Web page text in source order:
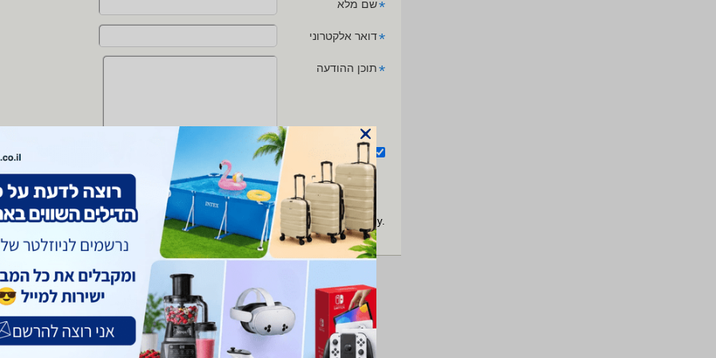
*שם מלא
*דואר אלקטרוני
*תוכן ההודעה
אני מאשר/ת את תנאי השימוש מדיניות הפרטיות
by reCAPTCHA and the GooglePrivacy Policy and Terms of Serviceapply.